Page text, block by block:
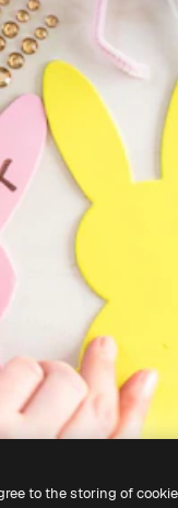
to the storing of